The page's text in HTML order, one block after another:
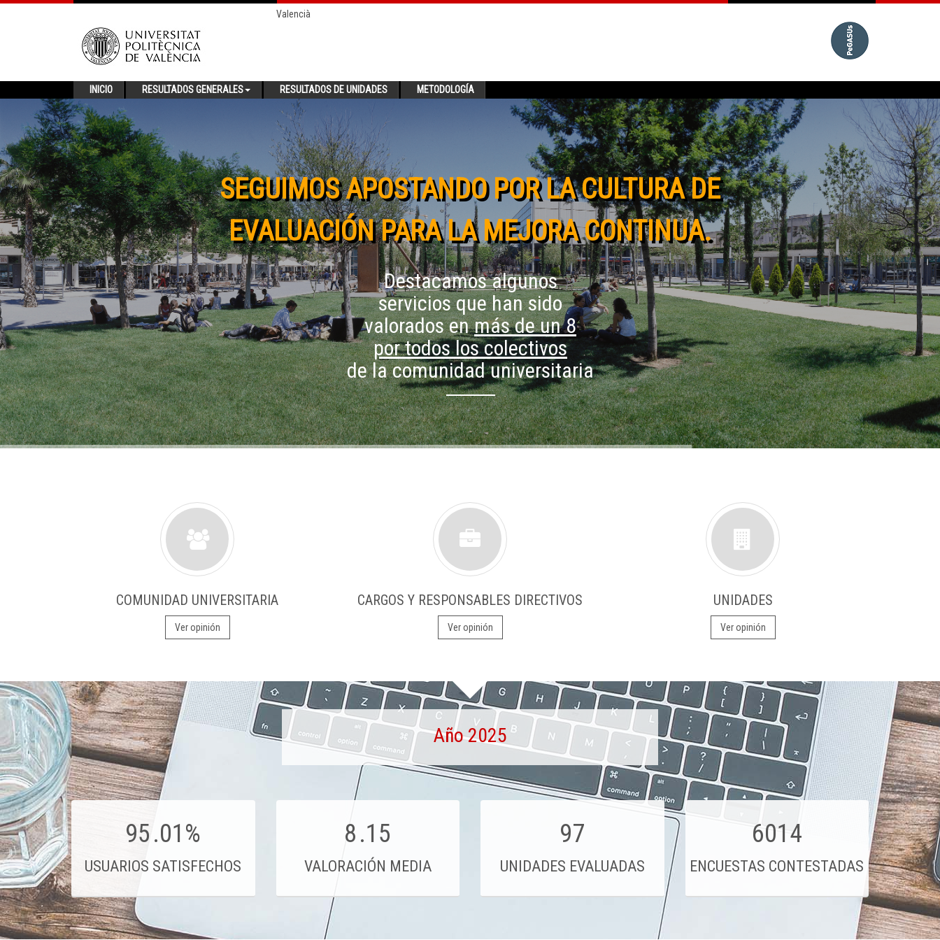
Valencià
INICIO RESULTADOS GENERALES RESULTADOS DE UNIDADES METODOLOGÍA
SEGUIMOS APOSTANDO POR LA CULTURA DE
EVALUACIÓN PARA LA MEJORA CONTINUA.
Destacamos algunos
servicios que han sido
valorados enmás de un 8
por todos los colectivos
de la comunidad universitaria
COMUNIDAD UNIVERSITARIA
Ver opinión
CARGOS Y RESPONSABLES DIRECTIVOS
Ver opinión
UNIDADES
Ver opinión
Año 2025
95.01%
USUARIOS SATISFECHOS
8.15
VALORACIÓN MEDIA
97
UNIDADES EVALUADAS
6014
ENCUESTAS CONTESTADAS